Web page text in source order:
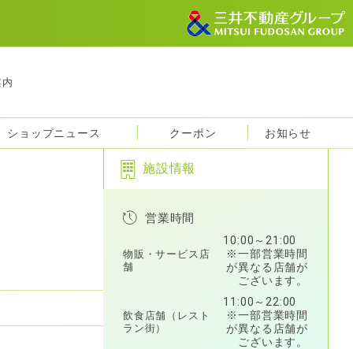
ショップニュース クーポン お知らせ
施設情報
営業時間
物販・サービス店
舗
10:00～21:00
※一部営業時間
が異なる店舗が
ございます。
飲食店舗（レスト
ラン街）
11:00～22:00
※一部営業時間
が異なる店舗が
ございます。